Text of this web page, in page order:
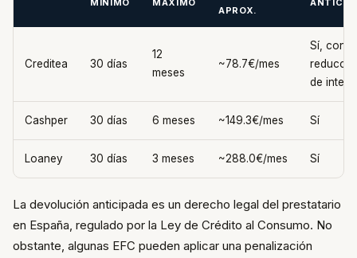
MÍNIMO
MÁXIMO
APROX.
Creditea 30 días
12
meses
~78.7€/mes
Sí, con
de
Cashper 30 días 6 meses ~149.3€/mes Sí
Loaney 30 días 3 meses ~288.0€/mes Sí
La devolución anticipada es un derecho legal del prestatario
en España, regulado por la Ley de Crédito al Consumo. No
obstante, algunas EFC pueden aplicar una penalización